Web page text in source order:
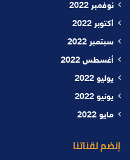
نوفمبر 2022
أكتوبر 2022
سبتمبر 2022
أغسطس 2022
يوليو 2022
يونيو 2022
مايو 2022
إنضم لقناتنا